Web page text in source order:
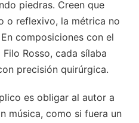
piedras. Creen que
o reflexivo, la métrica no
composiciones con el
Rosso, cada sílaba
precisión quirúrgica.
es obligar al autor a
música, como si fuera un